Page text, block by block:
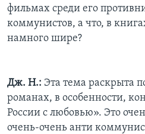
фильмах среди его
коммунистов, а что, в
намного шире?
Дж. Н.: Эта тема раскрыта
романах, в особенности,
России с любовью». Это
очень-очень анти